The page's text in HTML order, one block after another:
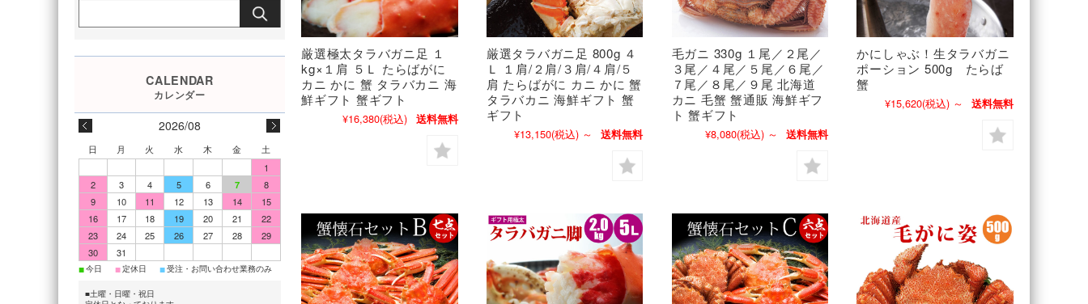
厳選極太タラバガニ足 １
kg×１肩 ５Ｌ たらばがに
カニ かに 蟹 タラバカニ 海
鮮ギフト 蟹ギフト
¥16,380(税込) 送料無料
厳選タラバガニ足 800g ４
Ｌ １肩/２肩/３肩/４肩/５
肩 たらばがに カニ かに 蟹
タラバカニ 海鮮ギフト 蟹
ギフト
¥13,150(税込) ～ 送料無料
毛ガニ 330g １尾／２尾／
３尾／４尾／５尾／６尾／
７尾／８尾／９尾 北海道
カニ 毛蟹 蟹通販 海鮮ギフ
ト 蟹ギフト
¥8,080(税込) ～ 送料無料
かにしゃぶ！生タラバガニ
ポーション 500g たらば
蟹
¥15,620(税込) ～ 送料無料
2026/08
日 月 火 水 木 金
土
1
2
3 4 5 6 7
8
9
10 11 12 13 14
15
16
17 18 19 20 21
22
23
24 25 26 27 28
29
30
31
■今日 ■定休日 ■受注・お問い合わせ業務のみ
■土曜・日曜・祝日